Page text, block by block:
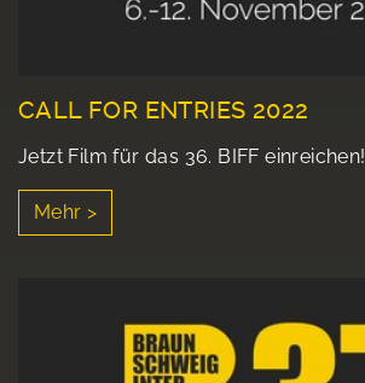
CALL FOR ENTRIES 2022
Jetzt Film für das 36. BIFF einreichen!
Mehr >